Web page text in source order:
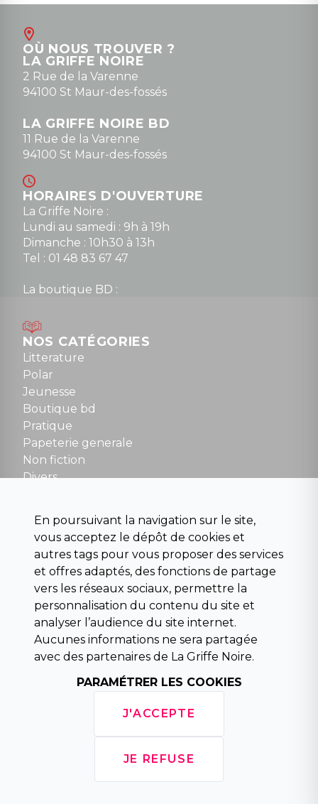
contact@la-griffe-noire.com
0148836747
OÙ NOUS TROUVER ?
LA GRIFFE NOIRE
2 Rue de la Varenne
94100 St Maur-des-fossés
LA GRIFFE NOIRE BD
11 Rue de la Varenne
94100 St Maur-des-fossés
HORAIRES D'OUVERTURE
La Griffe Noire :
Lundi au samedi : 9h à 19h
Dimanche : 10h30 à 13h
Tel : 01 48 83 67 47
La boutique BD :
Mardi au samedi : 10h à 13h / 14h à 19h
Dimanche : 10h30 à 12h30
Tel : 01 48 89 13 88
Fermé le dimanche en Juillet et Août
NOUS CONTACTER
contact@la-griffe-noire.com
NOS CATÉGORIES
Litterature
Polar
Jeunesse
Boutique bd
Pratique
Papeterie generale
Non fiction
Divers
Para scolaire
Histoire
Pochoteque
Pleiade
INFORMATIONS
Droit de rétractation
Conditions générales de vente
Mentions légales
Horaires d'ouverture
En poursuivant la navigation sur le site,
vous acceptez le dépôt de cookies et
autres tags pour vous proposer des services
et offres adaptés, des fonctions de partage
vers les réseaux sociaux, permettre la
personnalisation du contenu du site et
analyser l’audience du site internet.
Aucunes informations ne sera partagée
avec des partenaires de La Griffe Noire.
PARAMÉTRER LES COOKIES
J'ACCEPTE
JE REFUSE